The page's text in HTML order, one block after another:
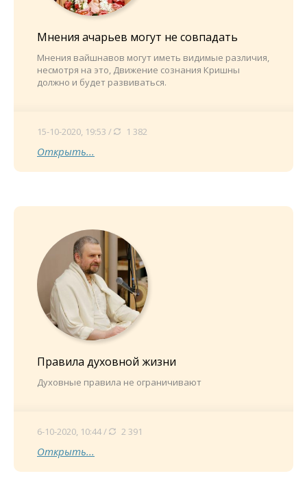
Мнения ачарьев могут не совпадать
Мнения вайшнавов могут иметь видимые различия,
несмотря на это, Движение сознания Кришны
должно и будет развиваться.
15-10-2020, 19:53 / 1 382
Открыть...
Правила духовной жизни
Духовные правила не ограничивают
6-10-2020, 10:44 / 2 391
Открыть...